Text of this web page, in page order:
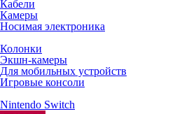
Кабели
Камеры
Носимая электроника
Колонки
Экшн-камеры
Для мобильных устройств
Игровые консоли
Nintendo Switch